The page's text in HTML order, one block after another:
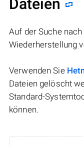
Dateien
Auf der Suche
Wiederherstellung
Verwenden Sie
Dateien gelöscht
Standard-
können.